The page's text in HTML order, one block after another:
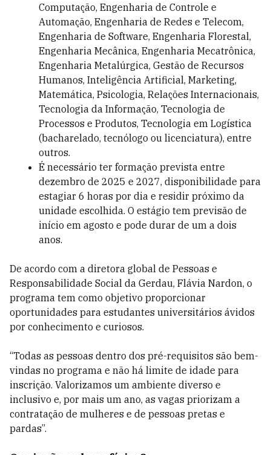
Computação, Engenharia de Controle e
Automação, Engenharia de Redes e Telecom,
Engenharia de Software, Engenharia Florestal,
Engenharia Mecânica, Engenharia Mecatrônica,
Engenharia Metalúrgica, Gestão de Recursos
Humanos, Inteligência Artificial, Marketing,
Matemática, Psicologia, Relações Internacionais,
Tecnologia da Informação, Tecnologia de
Processos e Produtos, Tecnologia em Logística
(bacharelado, tecnólogo ou licenciatura), entre
outros.
É necessário ter formação prevista entre
dezembro de 2025 e 2027, disponibilidade para
estagiar 6 horas por dia e residir próximo da
unidade escolhida. O estágio tem previsão de
início em agosto e pode durar de um a dois
anos.
De acordo com a diretora global de Pessoas e
Responsabilidade Social da Gerdau, Flávia Nardon, o
programa tem como objetivo proporcionar
oportunidades para estudantes universitários ávidos
por conhecimento e curiosos.
“Todas as pessoas dentro dos pré-requisitos são bem-
vindas no programa e não há limite de idade para
inscrição. Valorizamos um ambiente diverso e
inclusivo e, por mais um ano, as vagas priorizam a
contratação de mulheres e de pessoas pretas e
pardas”.